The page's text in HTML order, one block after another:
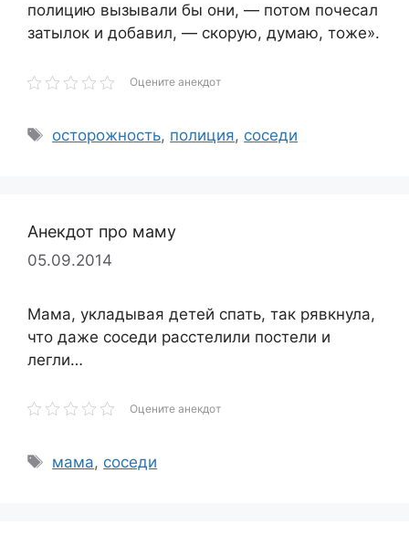
полицию вызывали бы они, — потом почесал
затылок и добавил, — скорую, думаю, тоже».
Оцените анекдот
Метки
осторожность, полиция, соседи
Анекдот про маму
05.09.2014
Мама, укладывая детей спать, так рявкнула,
что даже соседи расстелили постели и
легли…
Оцените анекдот
Метки
мама, соседи